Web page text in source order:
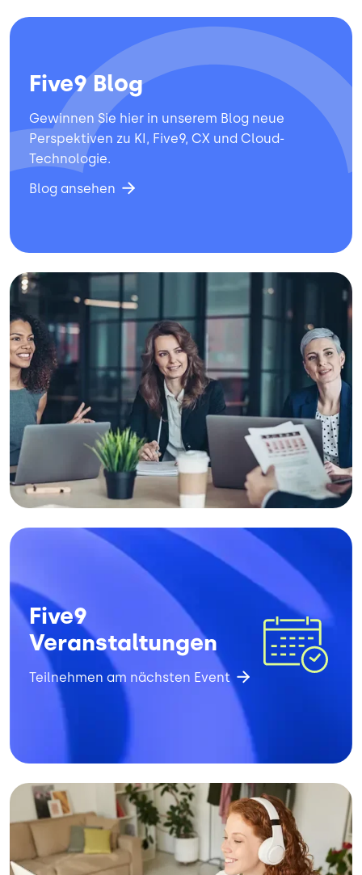
Five9 Blog
Gewinnen Sie hier in unserem Blog neue
Perspektiven zu KI, Five9, CX und Cloud-
Technologie.
Blog ansehen
Bild
Bild
Five9
Veranstaltungen
Teilnehmen am nächsten Event
Bild